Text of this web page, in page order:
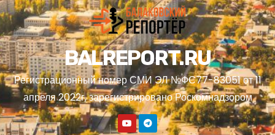
BALREPORT.RU
Регистрационный номер СМИ ЭЛ №ФС77-83051 от 11
апреля 2022г, зарегистрировано Роскомнадзором